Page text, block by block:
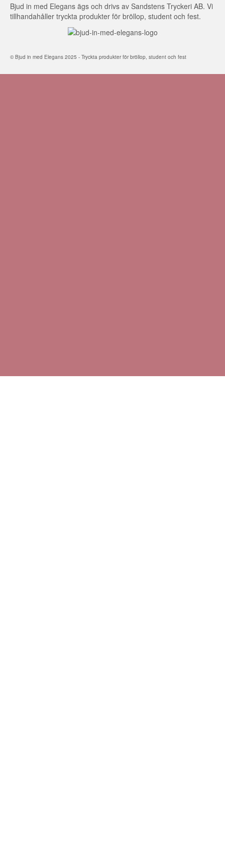
Bjud in med Elegans ägs och drivs av Sandstens Tryckeri AB. Vi
tillhandahåller tryckta produkter för bröllop, student och fest.
© Bjud in med Elegans 2025 - Tryckta produkter för bröllop, student och fest